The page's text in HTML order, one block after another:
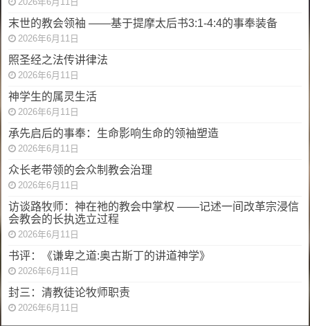
末世的教会领袖 ——基于提摩太后书3:1-4:4的事奉装备
2026年6月11日
照圣经之法传讲律法
2026年6月11日
神学生的属灵生活
2026年6月11日
承先启后的事奉：生命影响生命的领袖塑造
2026年6月11日
众长老带领的会众制教会治理
2026年6月11日
访谈路牧师：神在祂的教会中掌权 ——记述一间改革宗浸信
会教会的长执选立过程
2026年6月11日
书评：《谦卑之道:奥古斯丁的讲道神学》
2026年6月11日
封三：清教徒论牧师职责
2026年6月11日